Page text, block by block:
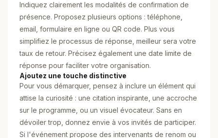
Indiquez clairement les modalités de confirmation de
présence. Proposez plusieurs options : téléphone,
email, formulaire en ligne ou QR code. Plus vous
simplifiez le processus de réponse, meilleur sera votre
taux de retour. Précisez également une date limite de
réponse pour faciliter votre organisation.
Ajoutez une touche distinctive
Pour vous démarquer, pensez à inclure un élément qui
attise la curiosité : une citation inspirante, une accroche
sur le programme, ou un visuel évocateur. Sans en
dévoiler trop, donnez envie à vos invités de participer.
Si l'événement propose des intervenants de renom ou